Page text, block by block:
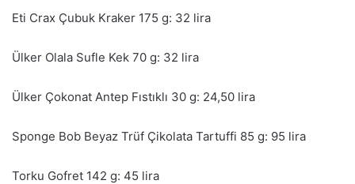
Eti Crax Çubuk Kraker 175 g: 32 lira
Ülker Olala Sufle Kek 70 g: 32 lira
Ülker Çokonat Antep Fıstıklı 30 g: 24,50 lira
Sponge Bob Beyaz Trüf Çikolata Tartuffi 85 g: 95 lira
Torku Gofret 142 g: 45 lira